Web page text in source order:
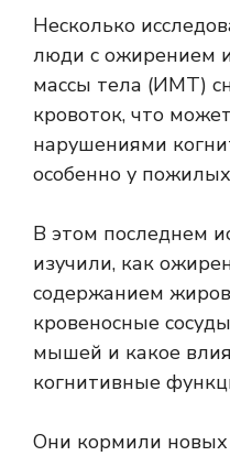
Несколько
люди с ожирением
массы тела (ИМТ)
кровоток, что
нарушениями
особенно у
В этом последнем
изучили, как
содержанием
кровеносные
мышей и какое
когнитивные
Они кормили